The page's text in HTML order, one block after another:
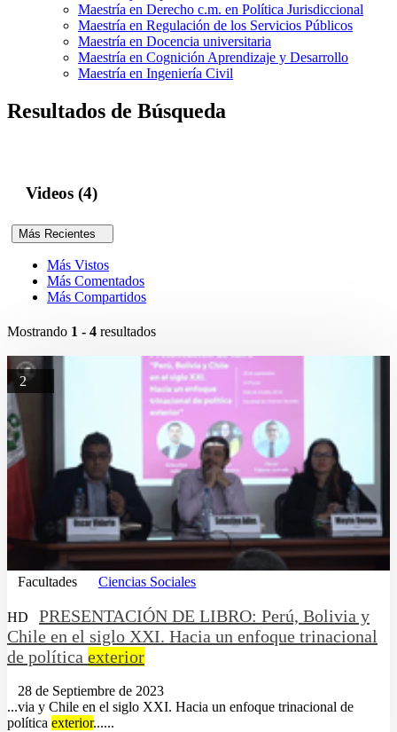
Maestría en Derecho c.m. en Política Jurisdiccional
Maestría en Regulación de los Servicios Públicos
Maestría en Docencia universitaria
Maestría en Cognición Aprendizaje y Desarrollo
Maestría en Ingeniería Civil
Resultados de Búsqueda
Videos (4)
Más Recientes
Más Vistos
Más Comentados
Más Compartidos
Mostrando 1 - 4 resultados
2
Facultades Ciencias Sociales
HD
PRESENTACIÓN DE LIBRO: Perú, Bolivia y
Chile en el siglo XXI. Hacia un enfoque trinacional
de política exterior
28 de Septiembre de 2023
...via y Chile en el siglo XXI. Hacia un enfoque trinacional de
política exterior......